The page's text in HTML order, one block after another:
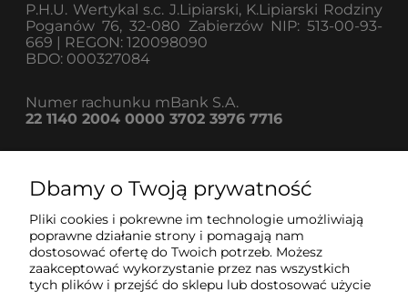
P.H.U. Wertykal s.c. J.Lipiarski, K.Lipiarski Rodziny
Poganów 76, 32-080 Zabierzów NIP: 513-00-93-
669 | REGON: 120098090
BDO: 000327084
Numer rachunku mBank S.A.
22 1140 2004 0000 3702 3976 7716
Informacje
Strefa klienta
Dbamy o Twoją prywatność
Pliki cookies i pokrewne im technologie umożliwiają
poprawne działanie strony i pomagają nam
dostosować ofertę do Twoich potrzeb. Możesz
zaakceptować wykorzystanie przez nas wszystkich
tych plików i przejść do sklepu lub dostosować użycie